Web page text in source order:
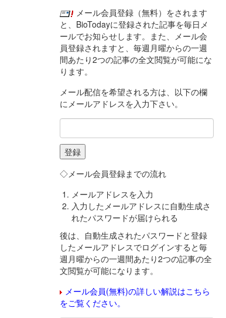
メール会員登録（無料）をされます
と、BioTodayに登録された記事を毎日メ
ールでお知らせします。また、メール会
員登録されますと、毎週月曜からの一週
間あたり2つの記事の全文閲覧が可能にな
ります。
メール配信を希望される方は、以下の欄
にメールアドレスを入力下さい。
◇メール会員登録までの流れ
メールアドレスを入力
入力したメールアドレスに自動生成さ
れたパスワードが届けられる
後は、自動生成されたパスワードと登録
したメールアドレスでログインすると毎
週月曜からの一週間あたり2つの記事の全
文閲覧が可能になります。
メール会員(無料)の詳しい解説はこちら
をご覧ください。